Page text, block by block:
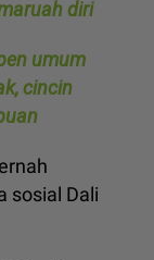
diri
umum
cincin
sosial Dali